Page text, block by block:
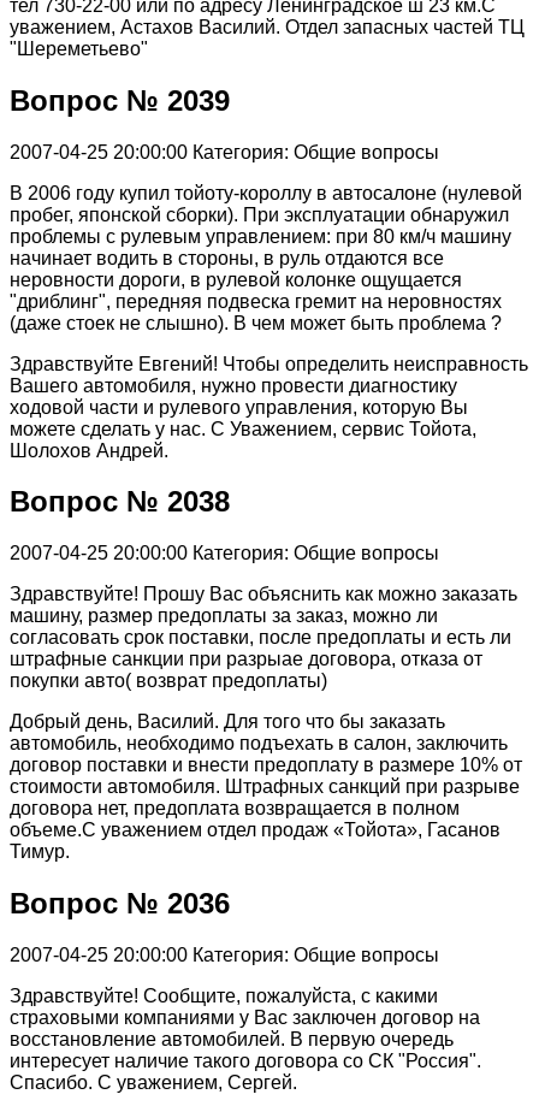
тел 730-22-00 или по адресу Ленинградское ш 23 км.С
уважением, Астахов Василий. Отдел запасных частей ТЦ
"Шереметьево"
Вопрос № 2039
2007-04-25 20:00:00 Категория: Общие вопросы
В 2006 году купил тойоту-короллу в автосалоне (нулевой
пробег, японской сборки). При эксплуатации обнаружил
проблемы с рулевым управлением: при 80 км/ч машину
начинает водить в стороны, в руль отдаются все
неровности дороги, в рулевой колонке ощущается
"дриблинг", передняя подвеска гремит на неровностях
(даже стоек не слышно). В чем может быть проблема ?
Здравствуйте Eвгений! Чтобы определить неисправность
Вашего автомобиля, нужно провести диагностику
ходовой части и рулевого управления, которую Вы
можете сделать у нас. С Уважением, сервис Тойота,
Шолохов Андрей.
Вопрос № 2038
2007-04-25 20:00:00 Категория: Общие вопросы
Здравствуйте! Прошу Вас объяснить как можно заказать
машину, размер предоплаты за заказ, можно ли
согласовать срок поставки, после предоплаты и есть ли
штрафные санкции при разрыае договора, отказа от
покупки авто( возврат предоплаты)
Добрый день, Василий. Для того что бы заказать
автомобиль, необходимо подъехать в салон, заключить
договор поставки и внести предоплату в размере 10% от
стоимости автомобиля. Штрафных санкций при разрыве
договора нет, предоплата возвращается в полном
объеме.С уважением отдел продаж «Тойота», Гасанов
Тимур.
Вопрос № 2036
2007-04-25 20:00:00 Категория: Общие вопросы
Здравствуйте! Сообщите, пожалуйста, с какими
страховыми компаниями у Вас заключен договор на
восстановление автомобилей. В первую очередь
интересует наличие такого договора со СК "Россия".
Спасибо. С уважением, Сергей.